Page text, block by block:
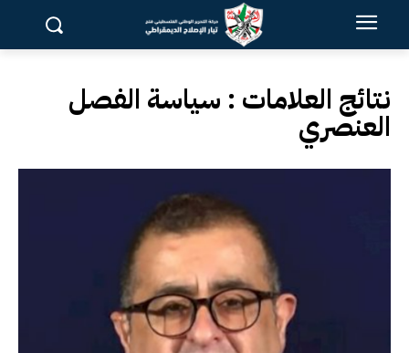
نتائج العلامات : سياسة الفصل
العنصري